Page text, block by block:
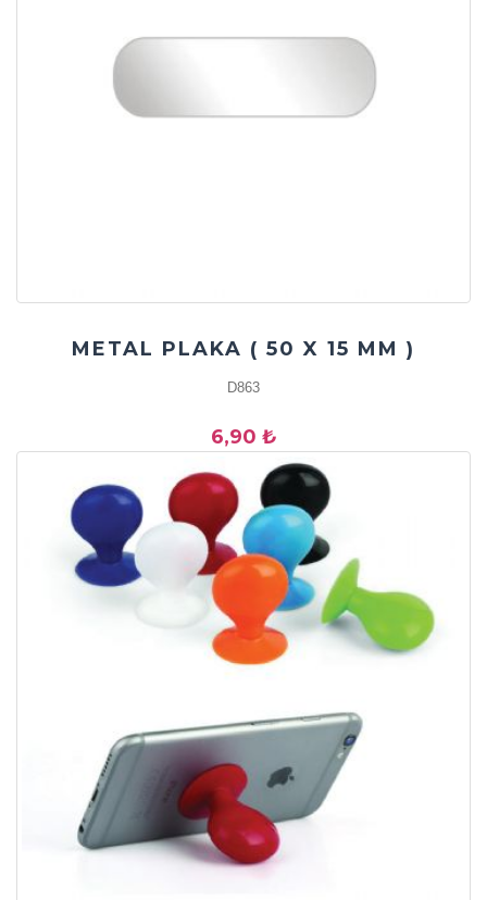
METAL PLAKA ( 50 X 15 MM )
D863
6,90 ₺